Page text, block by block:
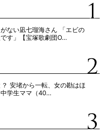
ない凪七瑠海さん 「エビの
す」【宝塚歌劇団O…
安堵から一転、女の勘はほ
学生ママ（40…